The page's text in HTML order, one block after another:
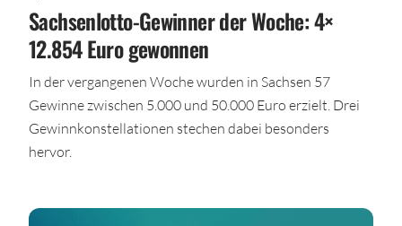
Sachsenlotto-Gewinner der Woche: 4×
12.854 Euro gewonnen
In der vergangenen Woche wurden in Sachsen 57
Gewinne zwischen 5.000 und 50.000 Euro erzielt. Drei
Gewinnkonstellationen stechen dabei besonders
hervor.